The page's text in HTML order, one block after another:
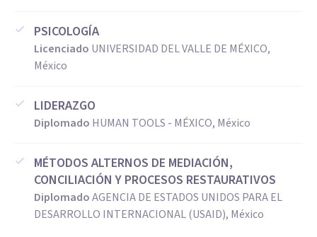
PSICOLOGÍA
Licenciado UNIVERSIDAD DEL VALLE DE MÉXICO,
México
LIDERAZGO
Diplomado HUMAN TOOLS - MÉXICO, México
MÉTODOS ALTERNOS DE MEDIACIÓN,
CONCILIACIÓN Y PROCESOS RESTAURATIVOS
DiplomadoAGENCIA DE ESTADOS UNIDOS PARA EL
DESARROLLO INTERNACIONAL (USAID), México